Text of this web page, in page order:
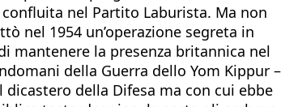
nel Partito Laburista. Ma non
nel 1954 un’operazione segreta in
mantenere la presenza britannica nel
della Guerra dello Yom Kippur –
dicastero della Difesa ma con cui ebbe